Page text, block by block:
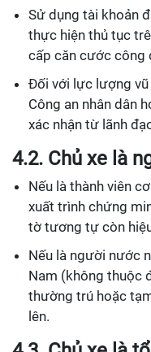
Sử dụng tài khoản
thực hiện thủ tục
cấp căn cước công
Đối với lực lượng
Công an nhân dân
xác nhận từ lãnh
4.2. Chủ xe là
Nếu là thành viên
xuất trình chứng
tờ tương tự còn
Nếu là người nước
Nam (không thuộc
thường trú hoặc
lên.